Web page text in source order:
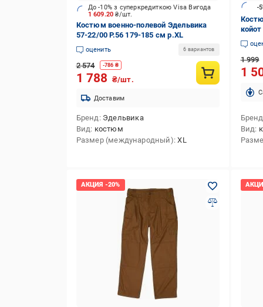
1 609.20₴/шт.
До -10% з суперкредиткою Visa Вигода
Костюм военно-полевой Эдельвика
57-22/00 Р.56 179-185 см р.XL
оценить 6 вариантов
2 574 -786 ₴
1 788 ₴/шт.
Доставим
Бренд Эдельвика
Вид костюм
Размер (международный) XL
-
1 999
1
Бренд
Вид